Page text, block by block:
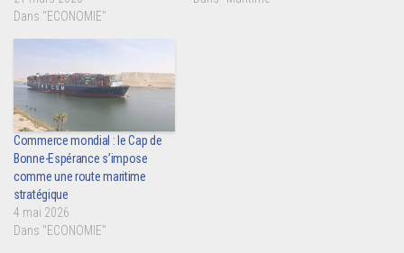
Dans "ECONOMIE"
Commerce mondial : le Cap de
Bonne-Espérance s’impose
comme une route maritime
stratégique
4 mai 2026
Dans "ECONOMIE"